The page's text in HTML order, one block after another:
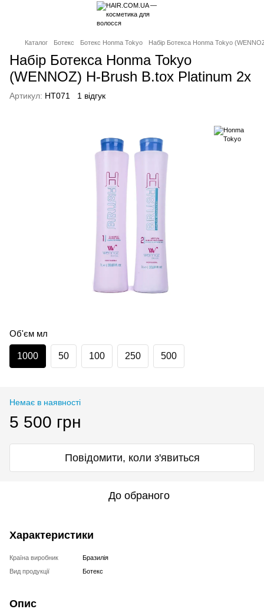
Каталог Ботекс Ботекс Honma Tokyo Набір Ботекса Honma Tokyo
Набір Ботекса Honma Tokyo
(WENNOZ) H-Brush B.tox Platinum 2x
Артикул: HT071 1 відгук
Об'єм мл
1000 50 100 250 500
Немає в наявності
5 500 грн
Повідомити, коли з'явиться
До обраного
Характеристики
Країна виробник
Бразилія
Вид продукції
Ботекс
Опис